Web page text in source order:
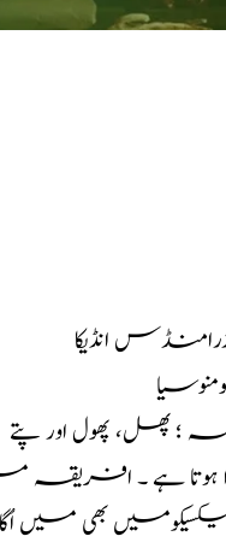
ڑرامنڈس انڈیکا
؛ پھل، پھول اور پتے
ہے ۔ افریقہ میں
میکسیکومیں بھی میں